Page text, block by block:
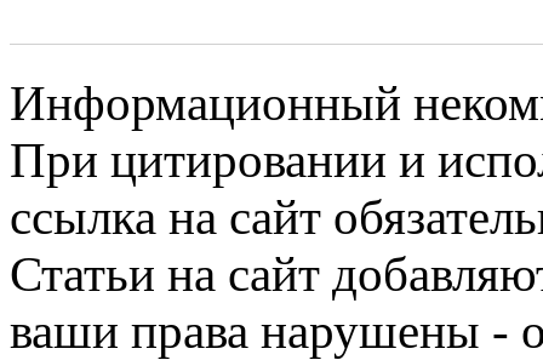
Информационный
При цитировании и
ссылка на сайт
Статьи на сайт
ваши права нарушены -